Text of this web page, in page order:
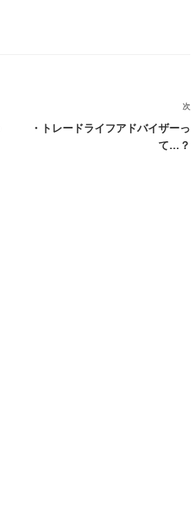
次
・トレードライフアドバイザーっ
て…？